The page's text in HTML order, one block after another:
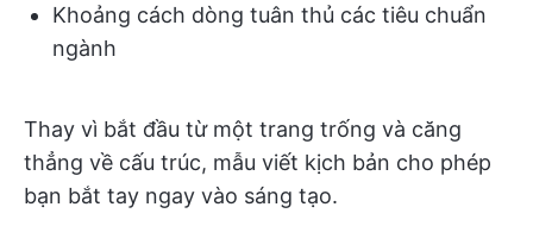
Khoảng cách dòng tuân thủ các tiêu chuẩn
ngành
Thay vì bắt đầu từ một trang trống và căng
thẳng về cấu trúc, mẫu viết kịch bản cho phép
bạn bắt tay ngay vào sáng tạo.